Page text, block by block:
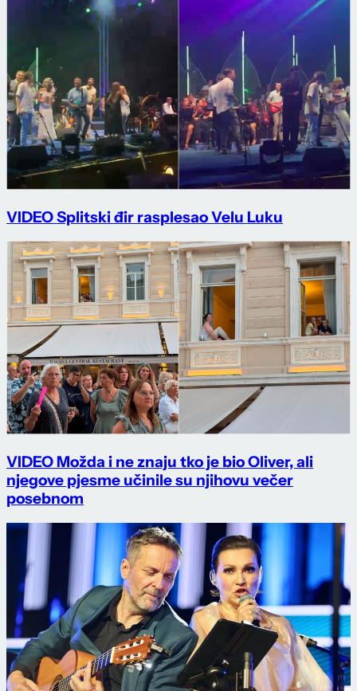
VIDEO Splitski đir rasplesao Velu Luku
VIDEO Možda i ne znaju tko je bio Oliver, ali
njegove pjesme učinile su njihovu večer
posebnom